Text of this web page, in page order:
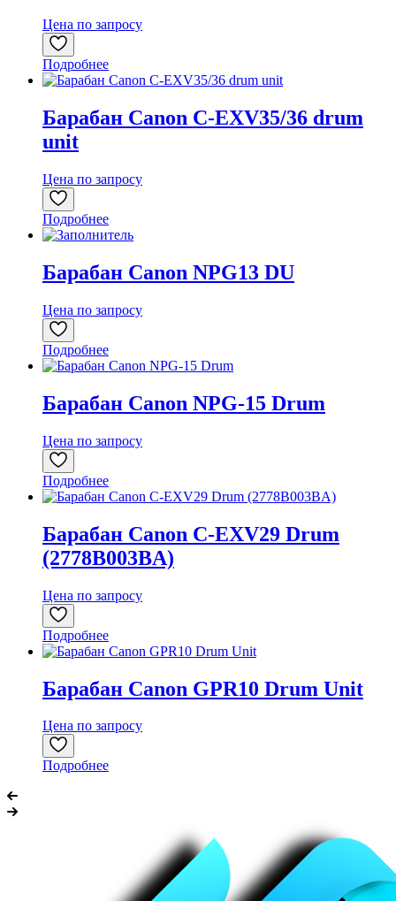
Цена по запросу
Подробнее
Барабан Canon C-EXV35/36 drum
unit
Цена по запросу
Подробнее
Барабан Canon NPG13 DU
Цена по запросу
Подробнее
Барабан Canon NPG-15 Drum
Цена по запросу
Подробнее
Барабан Canon C-EXV29 Drum
(2778B003BA)
Цена по запросу
Подробнее
Барабан Canon GPR10 Drum Unit
Цена по запросу
Подробнее